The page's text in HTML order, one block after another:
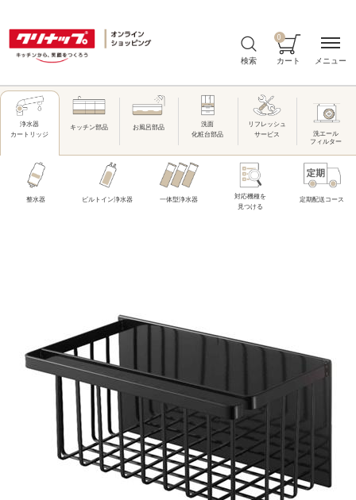
検索 カート
0
浄水器
カートリッジ
キッチン部品 お風呂部品
洗面
化粧台部品
リフレッシュ
サービス
洗エール
フィルター
整水器 ビルトイン浄水器 一体型浄水器
対応機種を
見つける
定期配送コース
メニュー